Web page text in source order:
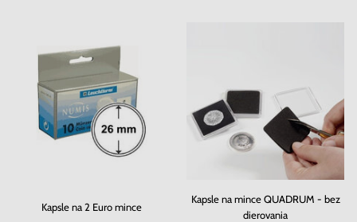
Kapsle na 2 Euro mince
Kapsle na mince QUADRUM - bez
dierovania